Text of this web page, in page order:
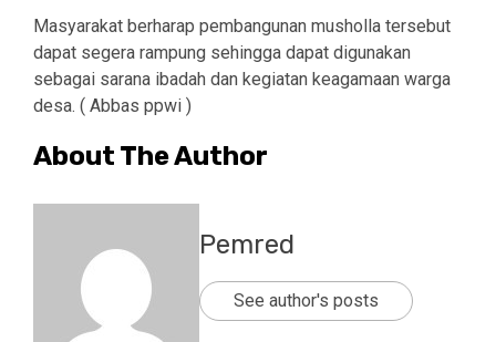
Masyarakat berharap pembangunan musholla tersebut
dapat segera rampung sehingga dapat digunakan
sebagai sarana ibadah dan kegiatan keagamaan warga
desa. ( Abbas ppwi )
About The Author
Pemred
See author's posts